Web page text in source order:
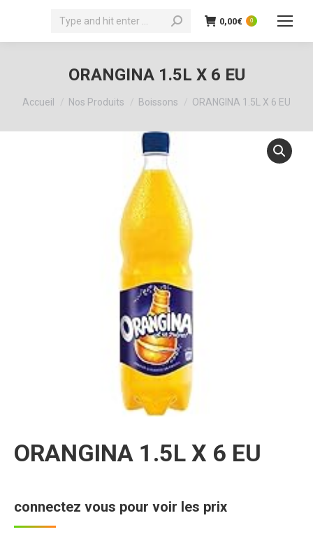
Recherche
0,00€ 0
ORANGINA 1.5L X 6 EU
Vous êtes ici :
Accueil Nos Produits Boissons ORANGINA 1.5L X 6 EU
ORANGINA 1.5L X 6 EU
connectez vous pour voir les prix